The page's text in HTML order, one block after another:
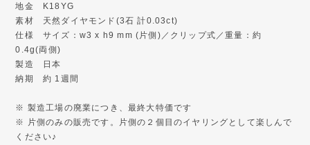
地金 K18YG
素材 天然ダイヤモンド(3石 計0.03ct)
仕様 サイズ：w3 x h9 mm (片側)／クリップ式／重量：約
0.4g(両側)
製造 日本
納期 約 1週間
※ 製造工場の廃業につき、最終大特価です
※ 片側のみの販売です。片側の２個目のイヤリングとして楽しんで
ください♪